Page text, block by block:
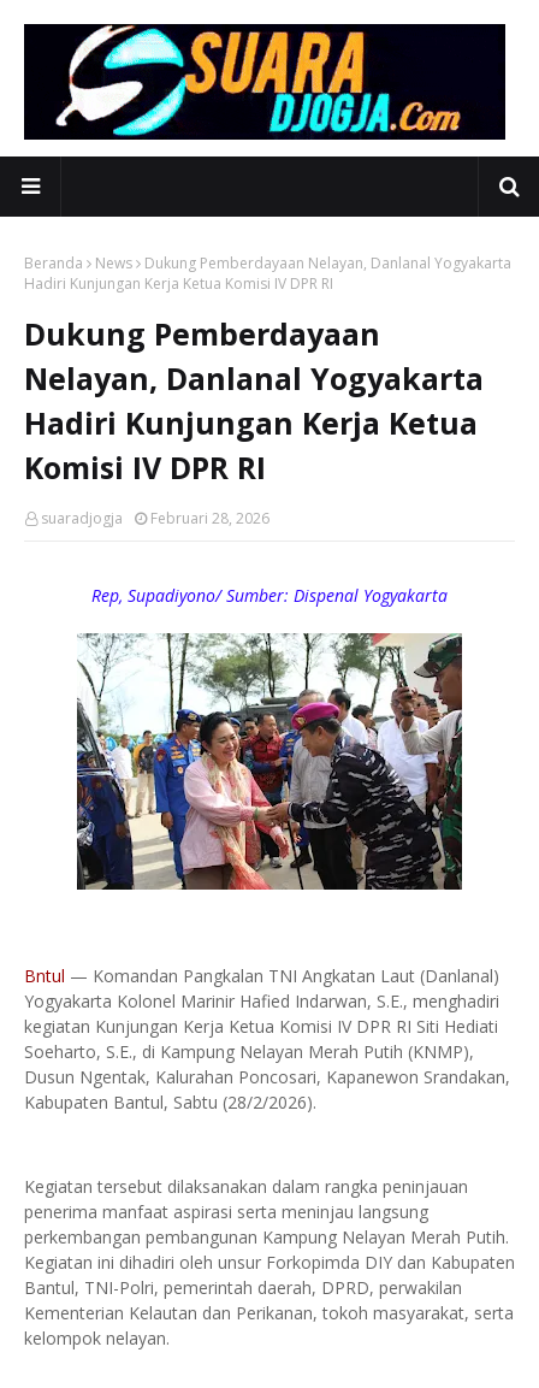
Beranda News
Dukung Pemberdayaan Nelayan, Danlanal Yogyakarta
Hadiri Kunjungan Kerja Ketua Komisi IV DPR RI
Dukung Pemberdayaan
Nelayan, Danlanal Yogyakarta
Hadiri Kunjungan Kerja Ketua
Komisi IV DPR RI
suaradjogja Februari 28, 2026
Rep, Supadiyono/ Sumber: Dispenal Yogyakarta
Bntul — Komandan Pangkalan TNI Angkatan Laut (Danlanal)
Yogyakarta Kolonel Marinir Hafied Indarwan, S.E., menghadiri
kegiatan Kunjungan Kerja Ketua Komisi IV DPR RI Siti Hediati
Soeharto, S.E., di Kampung Nelayan Merah Putih (KNMP),
Dusun Ngentak, Kalurahan Poncosari, Kapanewon Srandakan,
Kabupaten Bantul, Sabtu (28/2/2026).
Kegiatan tersebut dilaksanakan dalam rangka peninjauan
penerima manfaat aspirasi serta meninjau langsung
perkembangan pembangunan Kampung Nelayan Merah Putih.
Kegiatan ini dihadiri oleh unsur Forkopimda DIY dan Kabupaten
Bantul, TNI-Polri, pemerintah daerah, DPRD, perwakilan
Kementerian Kelautan dan Perikanan, tokoh masyarakat, serta
kelompok nelayan.